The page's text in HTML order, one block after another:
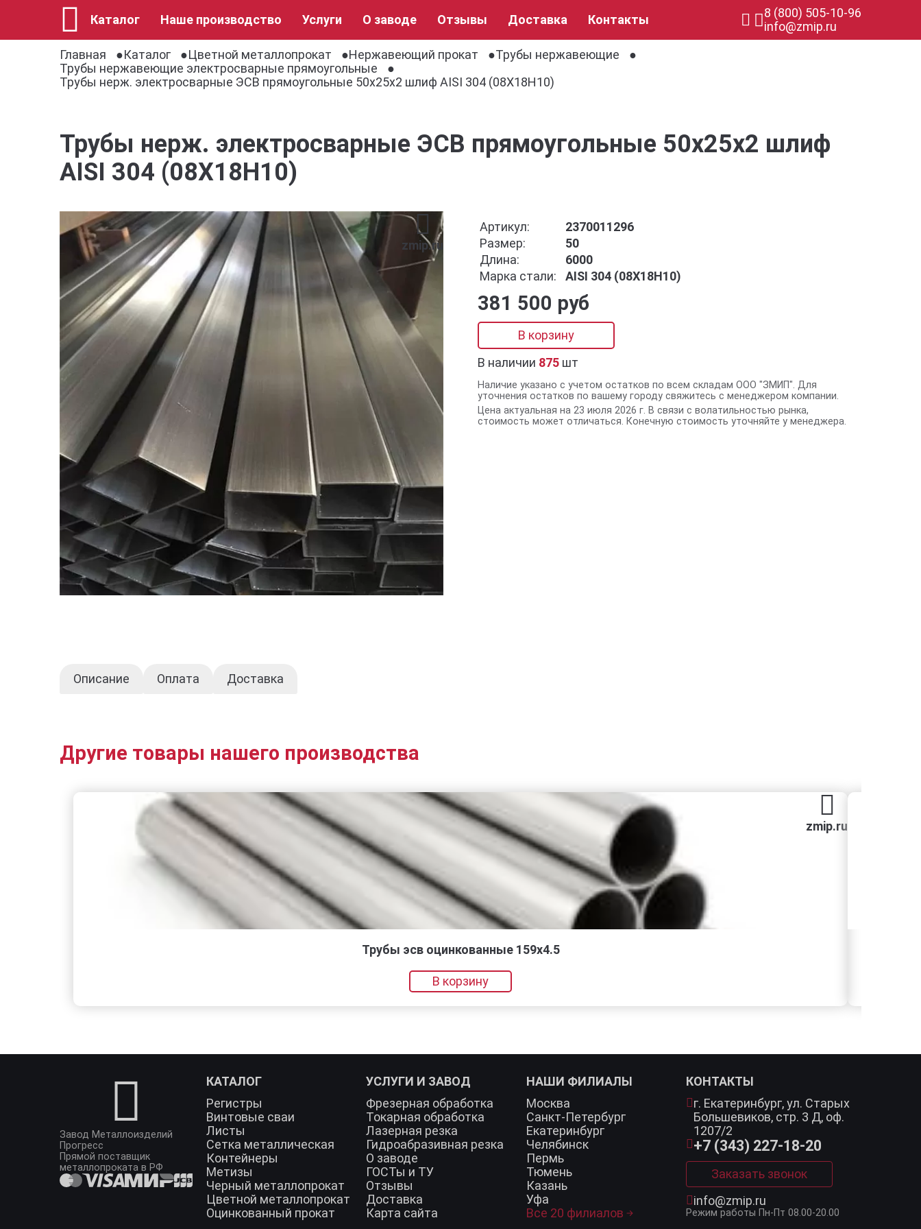
Каталог Наше производство Услуги О заводе Отзывы Доставка Контакты
8 (800) 505-10-96
info@zmip.ru
Главная
Каталог Цветной металлопрокат Нержавеющий прокат
Трубы нержавеющие
Трубы нержавеющие электросварные прямоугольные
Трубы нерж. электросварные ЭСВ прямоугольные 50x25x2 шлиф AISI 304 (08Х18Н10)
Трубы нерж. электросварные ЭСВ прямоугольные 50x25x2 шлиф
AISI 304 (08Х18Н10)
zmip.ru
Артикул:
2370011296
Размер:
50
Длина:
6000
Марка стали:
AISI 304 (08Х18Н10)
381 500 руб
В корзину
В наличии 875 шт
Наличие указано с учетом остатков по всем складам ООО "ЗМИП". Для
уточнения остатков по вашему городу свяжитесь с менеджером компании.
Цена актуальная на 23 июля 2026 г. В связи с волатильностью рынка,
стоимость может отличаться. Конечную стоимость уточняйте у менеджера.
Описание Оплата Доставка
Другие товары нашего производства
zmip.ru
Трубы эсв оцинкованные 159х4.5
В корзину
Завод Металлоизделий
Прогресс
Прямой поставщик
металлопроката в РФ
КАТАЛОГ
Регистры
Винтовые сваи
Листы
Сетка металлическая
Контейнеры
Метизы
Черный металлопрокат
Цветной металлопрокат
Оцинкованный прокат
УСЛУГИ И ЗАВОД
Фрезерная обработка
Токарная обработка
Лазерная резка
Гидроабразивная резка
О заводе
ГОСТы и ТУ
Отзывы
Доставка
Карта сайта
НАШИ ФИЛИАЛЫ
Москва
Санкт-Петербург
Екатеринбург
Челябинск
Пермь
Тюмень
Казань
Уфа
Все 20 филиалов
КОНТАКТЫ
г. Екатеринбург,ул. Старых
Большевиков, стр. 3 Д, оф.
1207/2
+7 (343) 227-18-20
Заказать звонок
info@zmip.ru
Режим работы Пн-Пт 08.00-20.00